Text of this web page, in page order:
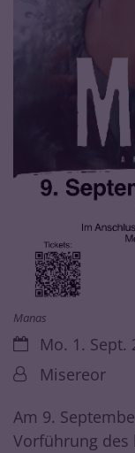
Manas
Datum:Mo. 1. Sept.
Von:Misereor
Am 9.
Vorführung